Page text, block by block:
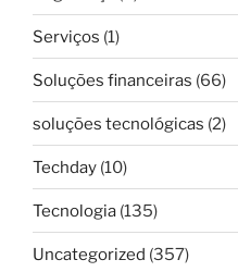
Serviços (1)
Soluções financeiras (66)
soluções tecnológicas (2)
Techday (10)
Tecnologia (135)
Uncategorized (357)